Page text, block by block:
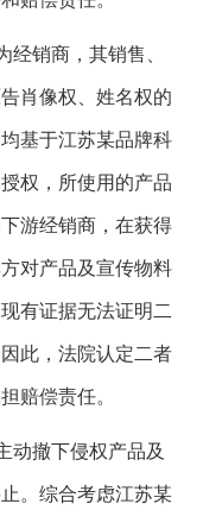
经销商，其销售、
肖像权、姓名权的
基于江苏某品牌科
权，所使用的产品
游经销商，在获得
对产品及宣传物料
有证据无法证明二
此，法院认定二者
赔偿责任。
动撤下侵权产品及
。综合考虑江苏某